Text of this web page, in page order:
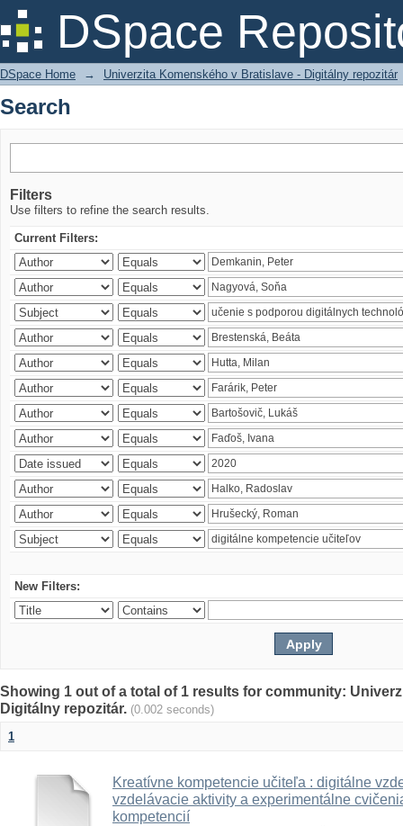
DSpace
Search
DSpace Home → Univerzita Komenského v Bratislave - Digitálny repozitár
Search
Filters
Use filters to refine the search results.
Current Filters:
New Filters:
Showing 1 out of a total of 1 results for community:
Digitálny repozitár. (0.002 seconds)
1
Kreatívne kompetencie učiteľa : digitálne
vzdelávacie aktivity a experimentálne
kompetencií